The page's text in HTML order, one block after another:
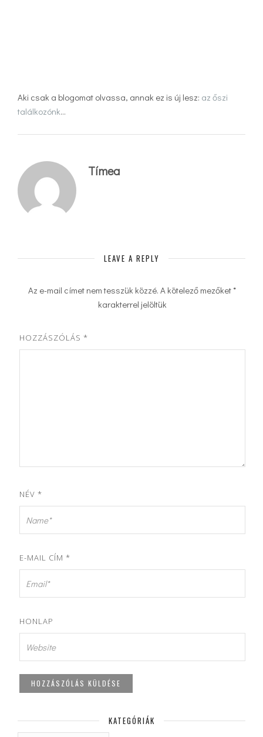
Aki csak a blogomat olvassa, annak ez is új lesz: az őszi
találkozónk…
Tímea
LEAVE A REPLY
Az e-mail címet nem tesszük közzé. A kötelező mezőket*
karakterrel jelöltük
HOZZÁSZÓLÁS *
NÉV *
E-MAIL CÍM *
HONLAP
KATEGÓRIÁK
KATEGÓRIÁK